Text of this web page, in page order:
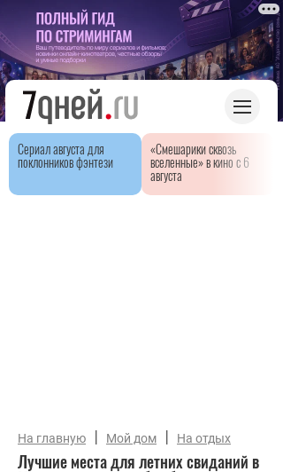
Сериал августа для
поклонников фэнтези
«Смешарики сквозь
вселенные» в кино с 6
августа
На главную | Мой дом | На отдых
Лучшие места для летних свиданий в